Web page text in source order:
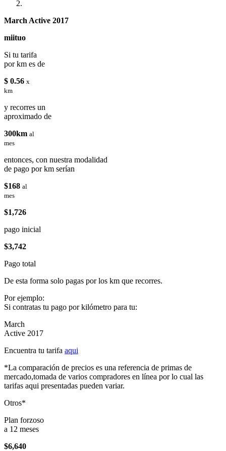
March Active 2017
miituo
Si tu tarifa
por km es de
$ 0.56 x
km
y recorres un
aproximado de
300km al
mes
entonces, con nuestra modalidad
de pago por km serían
$168 al
mes
$1,726
pago inicial
$3,742
Pago total
De esta forma solo pagas por los km que recorres.
Por ejemplo:
Si contratas tu pago por kilómetro para tu:
March
Active 2017
Encuentra tu tarifa aqui
*La comparación de precios es una referencia de primas de
mercado,tomada de varios compradores en línea por lo cual las
tarifas aqui presentadas pueden variar.
Otros*
Plan forzoso
a 12 meses
$6,640